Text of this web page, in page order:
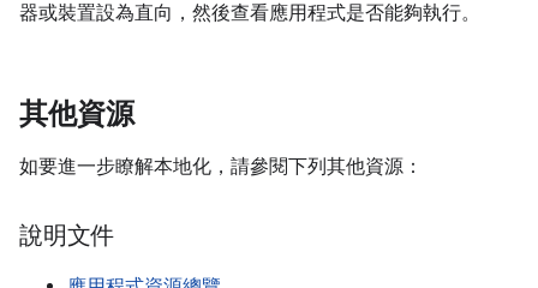
器或裝置設為直向，然後查看應用程式是否能夠執行。
其他資源
如要進一步瞭解本地化，請參閱下列其他資源：
說明文件